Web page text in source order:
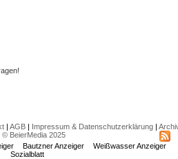
| AGB| Impressum & Datenschutzerklärung|
© BeierMedia 2025
Bautzner Anzeiger
Weißwasser Anzeiger
Sozialblatt